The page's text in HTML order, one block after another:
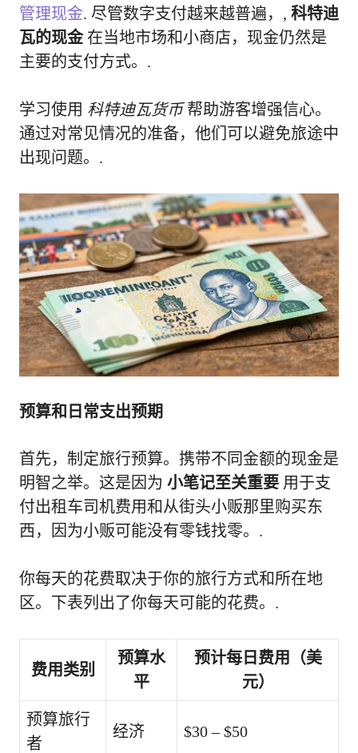
管理现金. 尽管数字支付越来越普遍，, 科特迪
瓦的现金在当地市场和小商店，现金仍然是
主要的支付方式。.
学习使用 科特迪瓦货币帮助游客增强信心。
通过对常见情况的准备，他们可以避免旅途中
出现问题。.
预算和日常支出预期
首先，制定旅行预算。携带不同金额的现金是
明智之举。这是因为 小笔记至关重要 用于支
付出租车司机费用和从街头小贩那里购买东
西，因为小贩可能没有零钱找零。.
你每天的花费取决于你的旅行方式和所在地
区。下表列出了你每天可能的花费。.
费用类别
预算水
平
预计每日费用（美
元）
预算旅行
者
经济 $30 – $50